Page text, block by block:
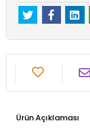
Ürün Açıklaması